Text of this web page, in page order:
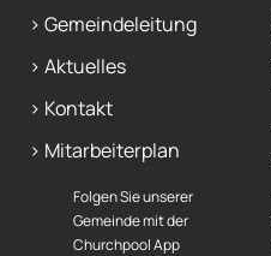
> Gemeindeleitung
> Aktuelles
> Kontakt
> Mitarbeiterplan
Folgen Sie unserer
Gemeinde mit der
Churchpool App